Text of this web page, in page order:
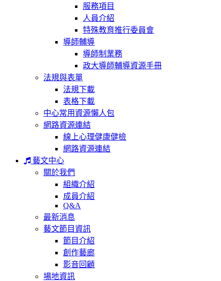
服務項目
人員介紹
特殊教育推行委員會
導師輔導
導師制業務
政大導師輔導資源手冊
法規與表單
法規下載
表格下載
中心常用資源懶人包
網路資源連結
線上心理健康健檢
網路資源連結
藝文中心
關於我們
組織介紹
成員介紹
Q&A
最新消息
藝文節目資訊
節目介紹
創作藝廊
影音回顧
場地資訊